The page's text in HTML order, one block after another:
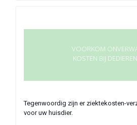
VOORKOM
KOSTEN BIJ
Tegenwoordig zijn er ziektekosten-
voor uw huisdier.